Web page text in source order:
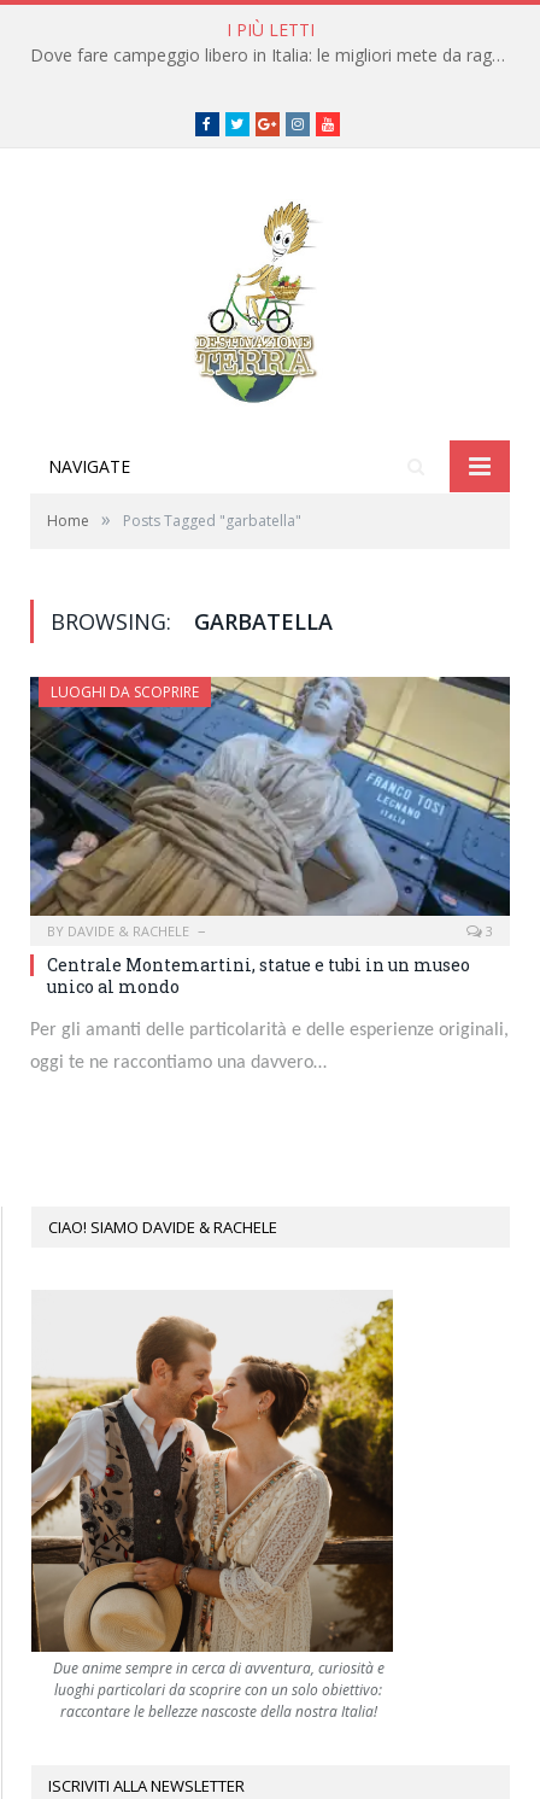
I PIÙ LETTI
Dove fare campeggio libero in Italia: le migliori mete da raggiungere in traghetto
Facebook
TwitterGoogle+instagramyoutube
NAVIGATE
Home » Posts Tagged "garbatella"
BROWSING: GARBATELLA
LUOGHI DA SCOPRIRE
BY DAVIDE & RACHELE 3
Centrale Montemartini, statue e tubi in un museo
unico al mondo
Per gli amanti delle particolarità e delle esperienze originali,
oggi te ne raccontiamo una davvero…
CIAO! SIAMO DAVIDE & RACHELE
Due anime sempre in cerca di avventura, curiosità e
luoghi particolari da scoprire con un solo obiettivo:
raccontare le bellezze nascoste della nostra Italia!
ISCRIVITI ALLA NEWSLETTER